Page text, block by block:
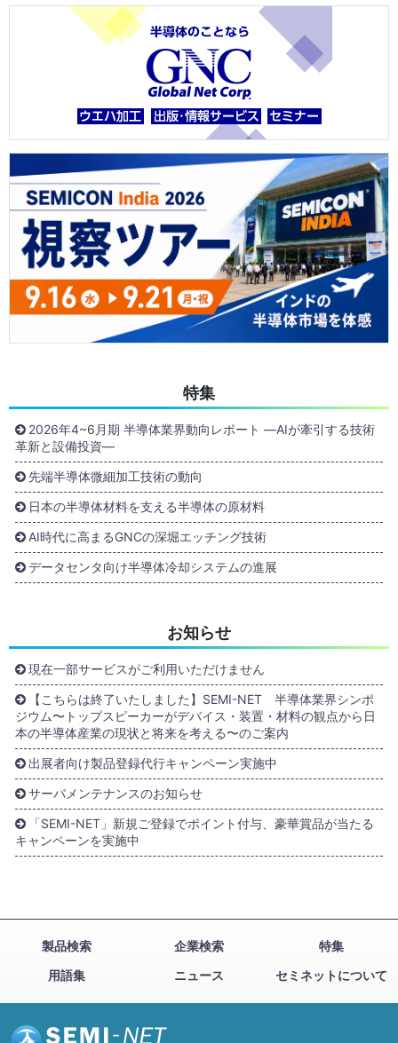
特集
2026年4~6月期 半導体業界動向レポート ―AIが牽引する技術
革新と設備投資―
先端半導体微細加工技術の動向
日本の半導体材料を支える半導体の原材料
AI時代に高まるGNCの深堀エッチング技術
データセンタ向け半導体冷却システムの進展
お知らせ
現在一部サービスがご利用いただけません
【こちらは終了いたしました】SEMI-NET 半導体業界シンポ
ジウム〜トップスピーカーがデバイス・装置・材料の観点から日
本の半導体産業の現状と将来を考える〜のご案内
出展者向け製品登録代行キャンペーン実施中
サーバメンテナンスのお知らせ
「SEMI-NET」新規ご登録でポイント付与、豪華賞品が当たる
キャンペーンを実施中
製品検索 企業検索
特集
用語集
ニュース セミネットについて